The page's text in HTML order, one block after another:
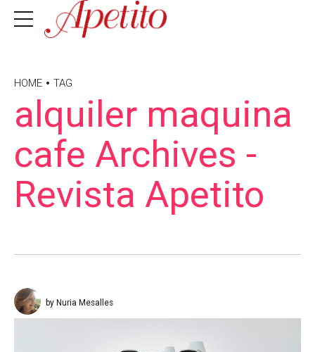
HOME TAG
alquiler maquina
cafe Archives -
Revista Apetito
by Nuria Mesalles